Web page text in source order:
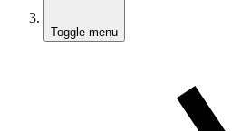
Toggle menu